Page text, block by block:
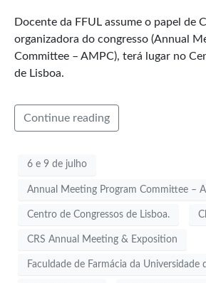
Docente da FFUL assume o papel de
organizadora do congresso (Annual
Committee – AMPC), terá lugar no
de Lisboa.
Continue reading
6 e 9 de julho
Annual Meeting Program Committee –
Centro de Congressos de Lisboa.
CRS Annual Meeting & Exposition
Faculdade de Farmácia da Universidade